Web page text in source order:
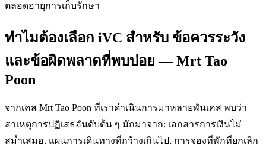
ตลอดอายุการเก็บรักษา
ทำไมต้องเลือก iVC สำหรับ ข้อควรระวัง
และข้อผิดพลาดที่พบบ่อย — Mrt Tao
Poon
จากเคส Mrt Tao Poon ที่เราดำเนินการมาหลายพันเคส พบว่า
สาเหตุการปฏิเสธอันดับต้น ๆ มักมาจาก: เอกสารการเงินไม่
สม่ำเสมอ, แผนการเดินทางที่กว้างเกินไป, การจองที่พักที่ยกเลิก